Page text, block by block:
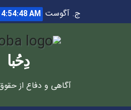
to
ج. آگوست 7th, 2026 4:54:49 AM
دِحُبا
آگاهی و دفاع از